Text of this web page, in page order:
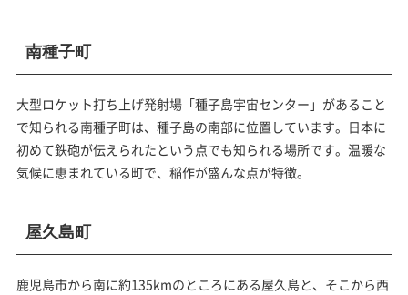
南種子町
大型ロケット打ち上げ発射場「種子島宇宙センター」があること
で知られる南種子町は、種子島の南部に位置しています。日本に
初めて鉄砲が伝えられたという点でも知られる場所です。温暖な
気候に恵まれている町で、稲作が盛んな点が特徴。
屋久島町
鹿児島市から南に約135kmのところにある屋久島と、そこから西